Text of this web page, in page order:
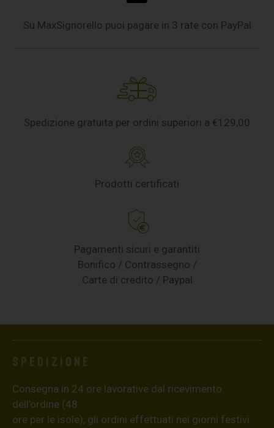
Su MaxSignorello puoi pagare in 3 rate con PayPal
Spedizione gratuita per ordini superiori a €129,00
Prodotti certificati
Pagamenti sicuri e garantiti
Bonifico / Contrassegno /
Carte di credito / Paypal
Spedizione
Consegna in 24 ore lavorative dal ricevimento
dell’ordine (48
ore per le isole), gli ordini effettuati nei giorni festivi